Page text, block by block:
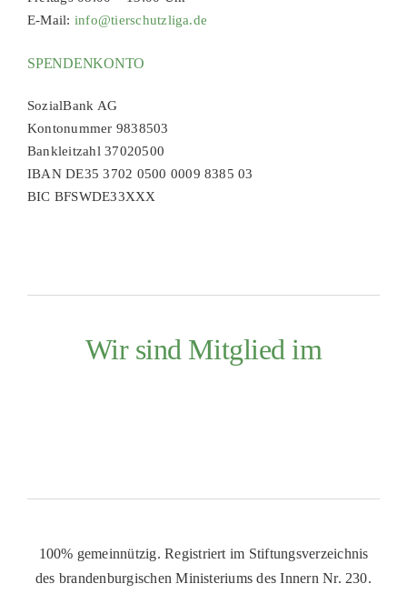
E-Mail: info@tierschutzliga.de
SPENDENKONTO
SozialBank AG
Kontonummer 9838503
Bankleitzahl 37020500
IBAN DE35 3702 0500 0009 8385 03
BIC BFSWDE33XXX
Wir sind Mitglied im
100% gemeinnützig. Registriert im Stiftungsverzeichnis
des brandenburgischen Ministeriums des Innern Nr. 230.